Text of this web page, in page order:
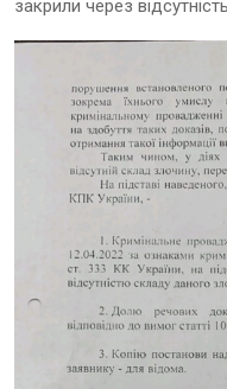
закрили через